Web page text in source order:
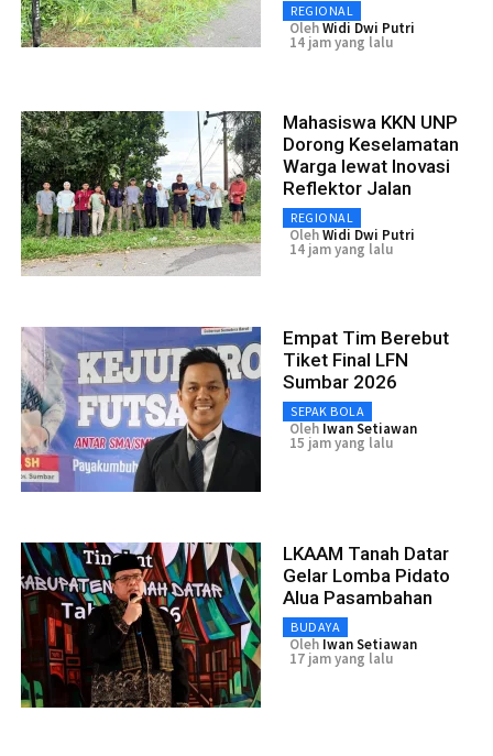
REGIONAL
OlehWidi Dwi Putri
14 jam yang lalu
Mahasiswa KKN UNP
Dorong Keselamatan
Warga lewat Inovasi
Reflektor Jalan
REGIONAL
OlehWidi Dwi Putri
14 jam yang lalu
Empat Tim Berebut
Tiket Final LFN
Sumbar 2026
SEPAK BOLA
Oleh Iwan Setiawan
15 jam yang lalu
LKAAM Tanah Datar
Gelar Lomba Pidato
Alua Pasambahan
BUDAYA
Oleh Iwan Setiawan
17 jam yang lalu